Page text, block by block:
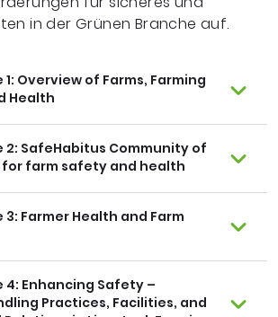
in der Grünen Branche auf.
Overview of Farms, Farming
Health
2: SafeHabitus Community of
for farm safety and health
Farmer Health and Farm
4: Enhancing Safety –
Practices, Facilities, and